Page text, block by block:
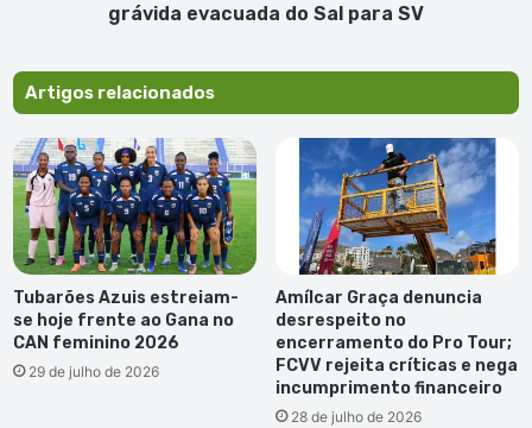
SV
grávida evacuada do Sal para SV
Artigos relacionados
Tubarões Azuis estreiam-
se hoje frente ao Gana no
CAN feminino 2026
29 de julho de 2026
Amílcar Graça denuncia
desrespeito no
encerramento do Pro Tour;
FCVV rejeita críticas e nega
incumprimento financeiro
28 de julho de 2026